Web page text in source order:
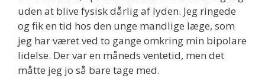
uden at blive fysisk dårlig af lyden. Jeg ringede
og fik en tid hos den unge mandlige læge, som
jeg har været ved to gange omkring min bipolare
lidelse. Der var en måneds ventetid, men det
måtte jeg jo så bare tage med.